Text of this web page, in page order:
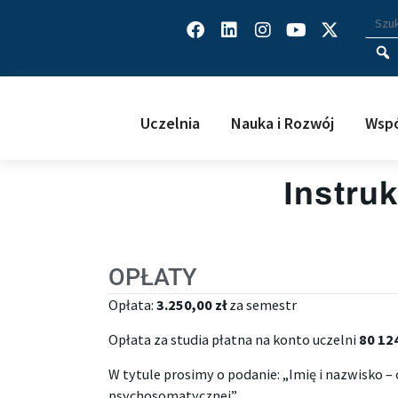
Facebook
LinkedinInstagram
Youtube
X-
twitter
Uczelnia Nauka i Rozwój
OPŁATY
Opłata: 3.250,00 złza semestr
Opłata za studia płatna na konto uczelni 80
W tytule prosimy o podanie: „Imię i nazwisko